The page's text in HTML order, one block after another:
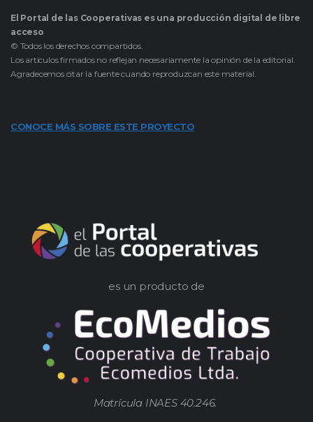
El Portal de las Cooperativas es una producción digital de libre
acceso
© Todos los derechos compartidos.
Los artículos firmados no reflejan necesariamente la opinión de la editorial.
Agradecemos citar la fuente cuando reproduzcan este material.
CONOCE MÁS SOBRE ESTE PROYECTO
es un producto de
Matrícula INAES 40.246.